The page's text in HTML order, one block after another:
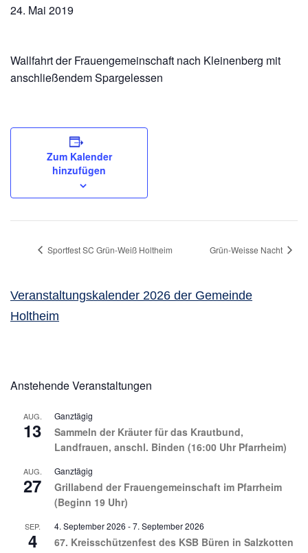
24. Mai 2019
Wallfahrt der Frauengemeinschaft nach Kleinenberg mit
anschließendem Spargelessen
Zum Kalender
hinzufügen
Sportfest SC Grün-Weiß Holtheim Grün-Weisse Nacht
Veranstaltungskalender 2026 der Gemeinde
Holtheim
Anstehende Veranstaltungen
AUG.
13
Ganztägig
Sammeln der Kräuter für das Krautbund,
Landfrauen, anschl. Binden (16:00 Uhr Pfarrheim)
AUG.
27
Ganztägig
Grillabend der Frauengemeinschaft im Pfarrheim
(Beginn 19 Uhr)
SEP.
4
4. September 2026 -7. September 2026
67. Kreisschützenfest des KSB Büren in Salzkotten